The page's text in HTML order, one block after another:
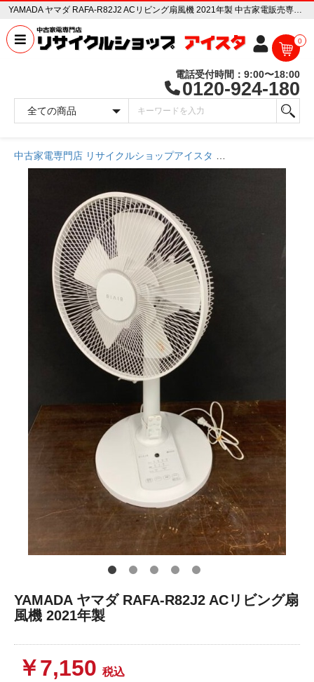
YAMADA ヤマダ RAFA-R82J2 ACリビング扇風機 2021年製 中古家電販売専門店 リサイクルショップ アイスタ
0
電話受付時間：9:00〜18:00
0120-924-180
中古家電専門店 リサイクルショップアイスタ
YAMADA ヤマダ RAFA-R82J2 ACリビング扇
風機 2021年製
￥7,150 税込